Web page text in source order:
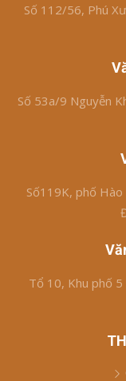
Số 112/56, Phú
Số 53a/9 Nguyễn
Số119K, phố
Tổ 10, Khu phố